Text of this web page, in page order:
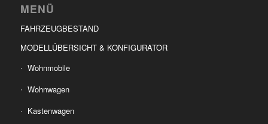
MENÜ
FAHRZEUGBESTAND
MODELLÜBERSICHT & KONFIGURATOR
Wohnmobile
Wohnwagen
Kastenwagen